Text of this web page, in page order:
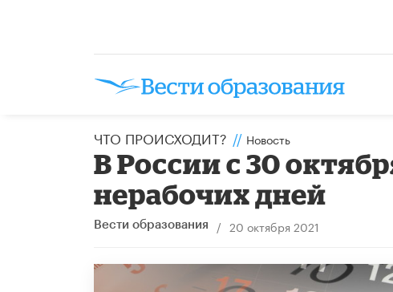
ЧТО ПРОИСХОДИТ? // Новость
В России с 30
нерабочих дней​
Вести образования / 20 октября 2021